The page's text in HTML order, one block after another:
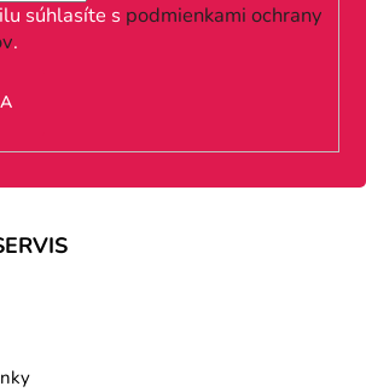
súhlasíte s podmienkami ochrany
.